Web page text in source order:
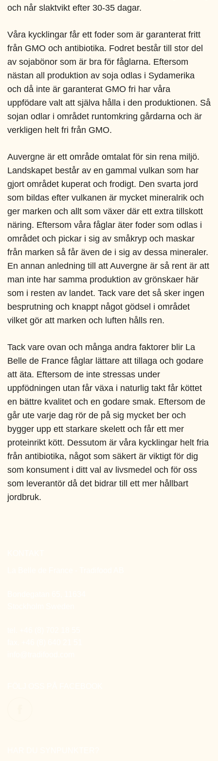
och når slaktvikt efter 30-35 dagar.
Våra kycklingar får ett foder som är garanterat fritt
från GMO och antibiotika. Fodret består till stor del
av sojabönor som är bra för fåglarna. Eftersom
nästan all produktion av soja odlas i Sydamerika
och då inte är garanterat GMO fri har våra
uppfödare valt att själva hålla i den produktionen. Så
sojan odlar i området runtomkring gårdarna och är
verkligen helt fri från GMO.
Auvergne är ett område omtalat för sin rena miljö.
Landskapet består av en gammal vulkan som har
gjort området kuperat och frodigt. Den svarta jord
som bildas efter vulkanen är mycket mineralrik och
ger marken och allt som växer där ett extra tillskott
näring. Eftersom våra fåglar äter foder som odlas i
området och pickar i sig av småkryp och maskar
från marken så får även de i sig av dessa mineraler.
En annan anledning till att Auvergne är så rent är att
man inte har samma produktion av grönskaer här
som i resten av landet. Tack vare det så sker ingen
besprutning och knappt något gödsel i området
vilket gör att marken och luften hålls ren.
Tack vare ovan och många andra faktorer blir La
Belle de France fåglar lättare att tillaga och godare
att äta. Eftersom de inte stressas under
uppfödningen utan får växa i naturlig takt får köttet
en bättre kvalitet och en godare smak. Eftersom de
går ute varje dag rör de på sig mycket ber och
bygger upp ett starkare skelett och får ett mer
proteinrikt kött. Dessutom är våra kycklingar helt fria
från antibiotika, något som säkert är viktigt för dig
som konsument i ditt val av livsmedel och för oss
som leverantör då det bidrar till ett mer hållbart
jordbruk.